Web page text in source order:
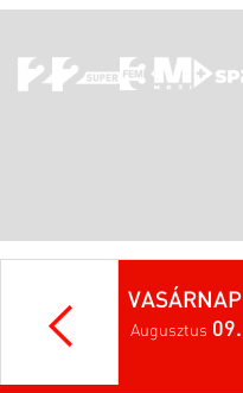
VASÁRNAP
Augusztus 09.